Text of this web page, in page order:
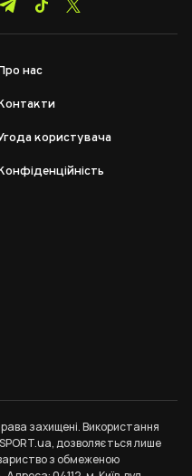
нас
користувача
захищені. Використання
дозволяється лише
з обмеженою